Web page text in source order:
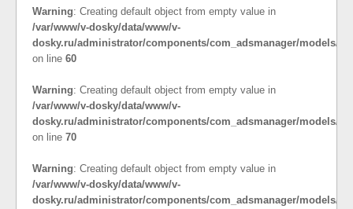
Warning: Creating default object from empty value in
/var/www/v-dosky/data/www/v-
dosky.ru/administrator/components/com_adsmanager/models/
on line 60
Warning: Creating default object from empty value in
/var/www/v-dosky/data/www/v-
dosky.ru/administrator/components/com_adsmanager/models/
on line 70
Warning: Creating default object from empty value in
/var/www/v-dosky/data/www/v-
dosky.ru/administrator/components/com_adsmanager/models/